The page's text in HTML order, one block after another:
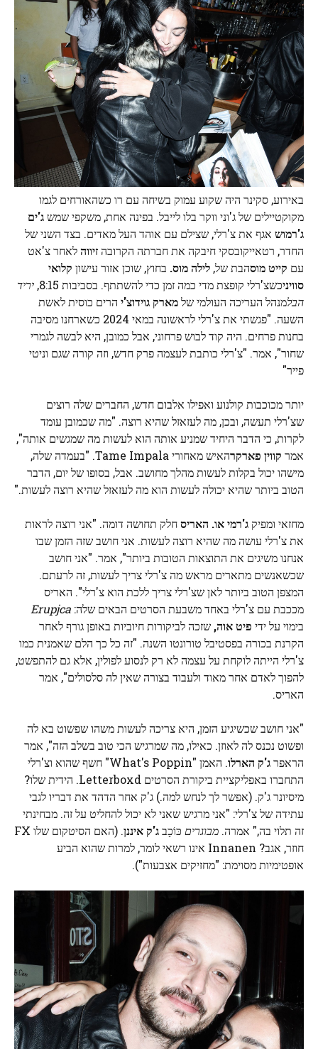
באירוע, סקינר היה שקוע עמוק בשיחה עם רו כשהאורחים לגמו
מקוקטיילים של ג'וני ווקר בלו לייבל. בפינה אחת, משקפי שמשג'ים
ג'רמוש אגף את צ'רלי, שצילם עם אוהד העל מאדים. בצד השני של
החדר, רטאייקובסקי חיבקה את חברתה הקרובהזיווהלאחר צ'אט
עם קייט מוסהבת של, לילה מוס. בחוץ, שוכן אזור עישון קלואי
סוויניכשצ'רלי קופצת מדי כמה זמן כדי להשתתף. בסביבות 8:15,
יריד
הבלמנהל העריכה העולמי שלמארק גוידוצ'י הרים כוסית לאשת
השעה. "פגשתי את צ'רלי לראשונה במאי 2024 כשארחנו מסיבה
בחנות פרחים. היה קוד לבוש פרחוני, אבל כמובן, היא לבשה לגמרי
שחור", אמר. "צ'רלי כותבת לעצמה פרק חדש, וזה קורה שגם וניטי
פייר"
יותר מכוכבות קולנוע ואפילו אלבום חדש, החברים שלה רוצים
שצ'רלי תעשה, ובכן, מה לעזאזל שהיא רוצה. "מה שכמובן עומד
לקרות, כי הדבר היחיד שמניע אותה הוא לעשות מה שמגשים אותה",
אמר קווין פארקר
האיש מאחורי Tame Impala. "בעמדה שלה,
מישהו יכול בקלות לעשות מהלך מחושב. אבל, בסופו של יום, הדבר
הטוב ביותר שהיא יכולה לעשות הוא מה לעזאזל שהיא רוצה לעשות."
מחזאי ומפיק ג'רמי או. האריסחלק תחושה דומה. "אני רוצה לראות
את צ'רלי עושה מה שהיא רוצה לעשות. אני חושב שזה הזמן שבו
אנחנו משיגים את התוצאות הטובות ביותר", אמר. "אני חושב
שכשאנשים מתארים מראש מה צ'רלי צריך לעשות, זה לרעתם.
המצפן הטוב ביותר לאן שצ'רלי צריך ללכת הוא צ'רלי". האריס
מככבת עם צ'רלי באחד משבעת הסרטים הבאים שלה: Erupjca
בימוי על ידי פיט אוה, שזכה לביקורות חיוביות באופן גורף לאחר
הקרנת בכורה בפסטיבל טורונטו השנה. "זה כל כך הלם שאמנית כמו
צ'רלי הייתה לוקחת על עצמה לא רק לנסוע לפולין, אלא גם להתפשט,
להפוך לאדם אחר מאוד ולעבוד בצורה שאין לה סלסולים", אמר
האריס.
"אני חושב שכשיגיע הזמן, היא צריכה לעשות משהו שפשוט בא לה
ופשוט נכנס לה לאוזן. כאילו, מה שמרגיש הכי טוב בשלב הזה", אמר
הראפרג'ק הארלו
. האמן "What's Poppin" חשף שהוא וצ'רלי
התחברו באפליקציית ביקורת הסרטים Letterboxd. הידית שלו?
מיסיונר ג'ק. (אפשר לך לנחש למה.) ג'ק אחר הדהד את דבריו לגבי
עתידה של צ'רלי: "אני מרגיש שאני לא יכול להחליט על זה. מבחינתי
זה תלוי בה," אמרה. מבוגרים כּוֹכָבג'ק איננן
. (האם הסיטקום שלו FX
חוזר, אגב? Innanen אינו רשאי לומר, למרות שהוא הביע
אופטימיות מסוימת: "מחזיקים אצבעות").